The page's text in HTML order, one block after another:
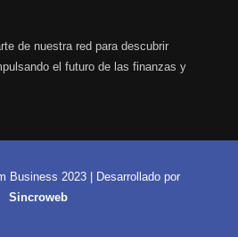
de nuestra red para descubrir
el futuro de las finanzas y
Business 2023 | Desarrollado por
Sincroweb